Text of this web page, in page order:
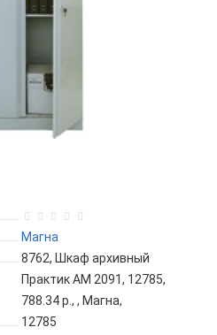
Магна
8762, Шкаф архивный
Практик AM 2091, 12785,
788.34 р., , Магна,
12785